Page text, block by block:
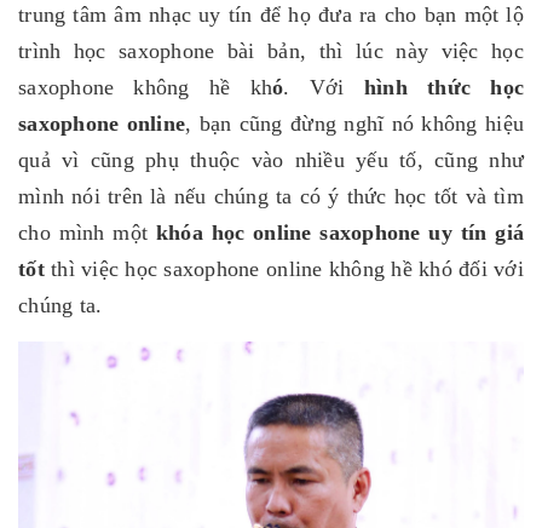
trung tâm âm nhạc uy tín để họ đưa ra cho bạn một lộ
trình học saxophone bài bản, thì lúc này việc học
saxophone không hề khó. Với hình thức học
saxophone online, bạn cũng đừng nghĩ nó không hiệu
quả vì cũng phụ thuộc vào nhiều yếu tố, cũng như
mình nói trên là nếu chúng ta có ý thức học tốt và tìm
cho mình một khóa học online saxophone uy tín giá
tốtthì việc học saxophone online không hề khó đối với
chúng ta.